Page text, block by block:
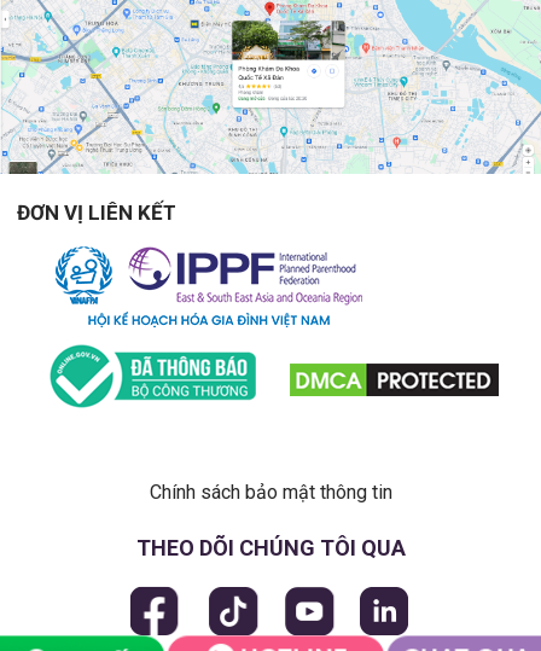
ĐƠN VỊ LIÊN KẾT
Chính sách bảo mật thông tin
THEO DÕI CHÚNG TÔI QUA